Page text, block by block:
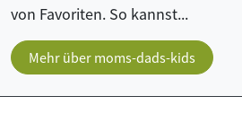
von Favoriten. So kannst...
Mehr über moms-dads-kids